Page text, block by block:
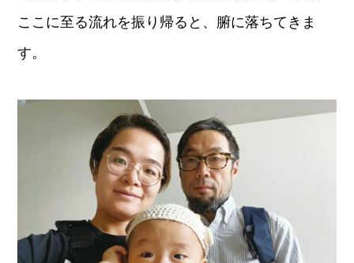
ここに至る流れを振り帰ると、腑に落ちてきま
す。